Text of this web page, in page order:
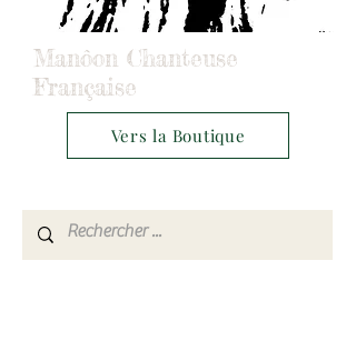
Manôon Chanteuse
Française
Vers la Boutique